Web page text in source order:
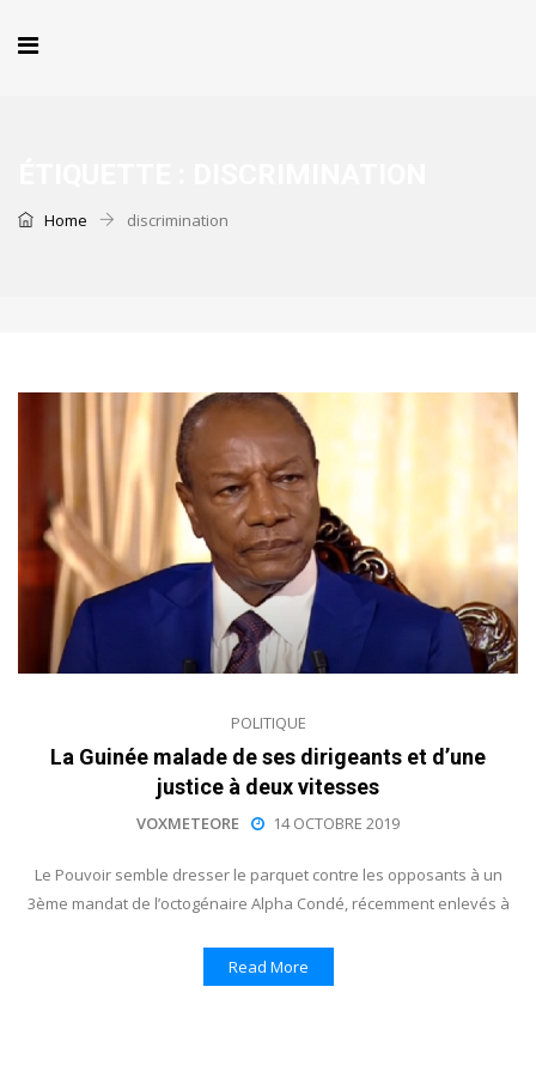
Home discrimination
POLITIQUE
La Guinée malade de ses dirigeants et d’une
justice à deux vitesses
VOXMETEORE 14 OCTOBRE 2019
Le Pouvoir semble dresser le parquet contre les opposants à un
3ème mandat de l’octogénaire Alpha Condé, récemment enlevés à
Read More